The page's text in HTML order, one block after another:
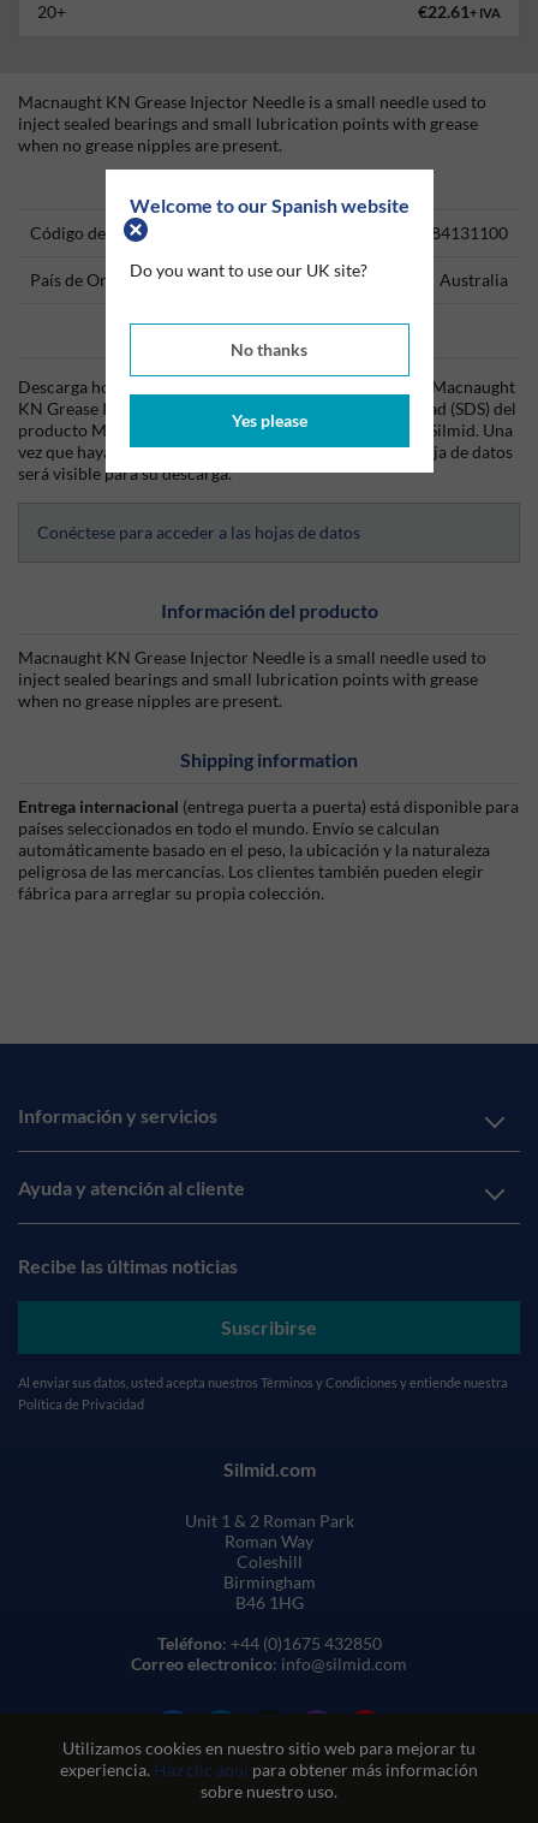
Welcome to our Spanish website
Do you want to use our UK site?
No thanks
Yes please
Utilizamos cookies en nuestro sitio web para mejorar tu
experiencia. Haz clic aquí para obtener más información
sobre nuestro uso.
20+ €22.61+ IVA
Macnaught KN Grease Injector Needle is a small needle used to
inject sealed bearings and small lubrication points with grease
when no grease nipples are present.
Código del producto 84131100
País de Origen Australia
Descarga hoy mismo la hoja técnica (TDS) del producto Macnaught
KN Grease Injector Needle y la hoja de datos de seguridad (SDS) del
producto Macnaught KN Grease Injector Needle desde Silmid. Una
vez que hayas iniciado sesión o te hayas registrado, la hoja de datos
será visible para su descarga.
Conéctese para acceder a las hojas de datos
Información del producto
Macnaught KN Grease Injector Needle is a small needle used to
inject sealed bearings and small lubrication points with grease
when no grease nipples are present.
Shipping information
Entrega internacional (entrega puerta a puerta) está disponible para
países seleccionados en todo el mundo. Envío se calculan
automáticamente basado en el peso, la ubicación y la naturaleza
peligrosa de las mercancías. Los clientes también pueden elegir
fábrica para arreglar su propia colección.
Información y servicios
Ayuda y atención al cliente
Recibe las últimas noticias
Suscribirse
Al enviar sus datos, usted acepta nuestros Términos y Condiciones y entiende nuestra
Política de Privacidad
Silmid.com
Unit 1 & 2 Roman Park
Roman Way
Coleshill
Birmingham
B46 1HG
Teléfono: +44 (0)1675 432850
Correo electronico: info@silmid.com